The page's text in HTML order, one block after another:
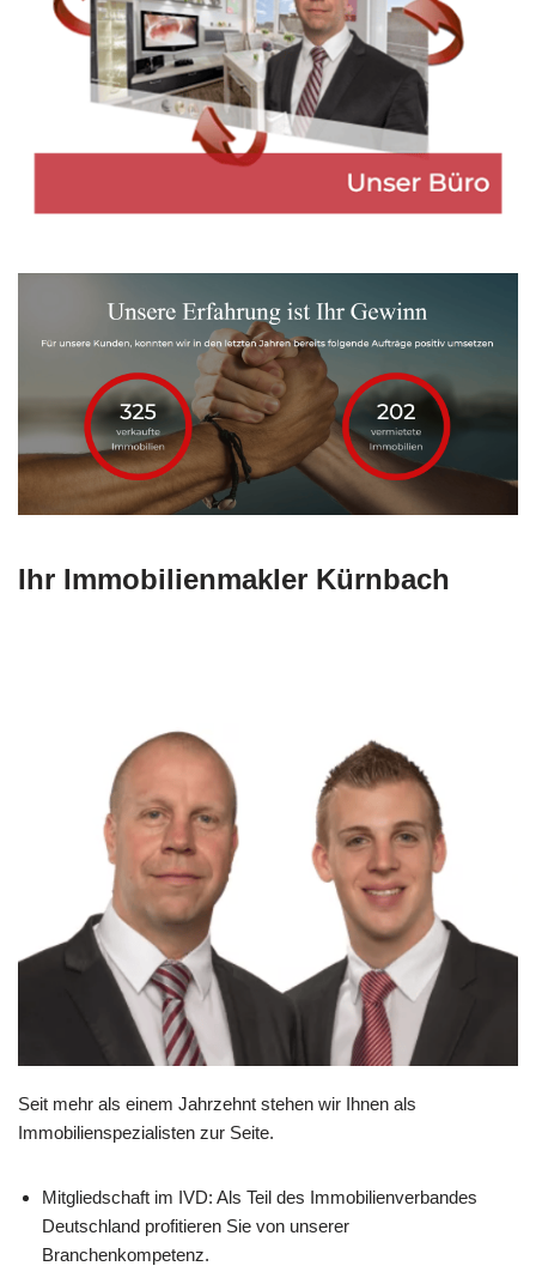
Ihr Immobilienmakler Kürnbach
Seit mehr als einem Jahrzehnt stehen wir Ihnen als
Immobilienspezialisten zur Seite.
Mitgliedschaft im IVD: Als Teil des Immobilienverbandes
Deutschland profitieren Sie von unserer
Branchenkompetenz.